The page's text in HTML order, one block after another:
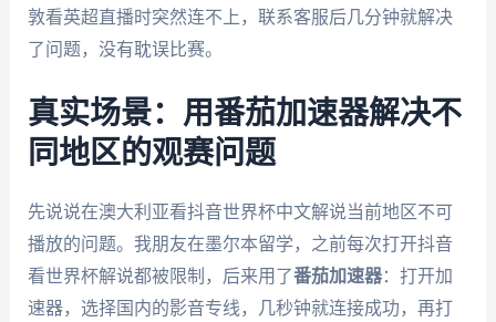
敦看英超直播时突然连不上，联系客服后几分钟就解决
了问题，没有耽误比赛。
真实场景：用番茄加速器解决不
同地区的观赛问题
先说说在澳大利亚看抖音世界杯中文解说当前地区不可
播放的问题。我朋友在墨尔本留学，之前每次打开抖音
看世界杯解说都被限制，后来用了番茄加速器：打开加
速器，选择国内的影音专线，几秒钟就连接成功，再打